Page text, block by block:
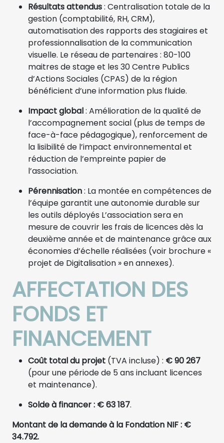
Résultats attendus: Centralisation totale de la
gestion (comptabilité, RH, CRM),
automatisation des rapports des stagiaires et
professionnalisation de la communication
visuelle. Le réseau de partenaires : 80-100
maitres de stage et les 30 Centre Publics
d’Actions Sociales (CPAS) de la région
bénéficient d’une information plus fluide.
Impact global: Amélioration de la qualité de
l’accompagnement social (plus de temps de
face-à-face pédagogique), renforcement de
la lisibilité de l’impact environnemental et
réduction de l’empreinte papier de
l’association.
Pérennisation: La montée en compétences de
l’équipe garantit une autonomie durable sur
les outils déployés L’association sera en
mesure de couvrir les frais de licences dès la
deuxième année et de maintenance grâce aux
économies d’échelle réalisées (voir brochure «
projet de Digitalisation » en annexes).
AFFECTATION DES
FONDS ET
FINANCEMENT
Coût total du projet (TVA incluse) : € 90 267
(pour une période de 5 ans incluant licences
et maintenance).
Solde à financer : € 63 187.
Montant de la demande à la Fondation NIF : €
34.792.